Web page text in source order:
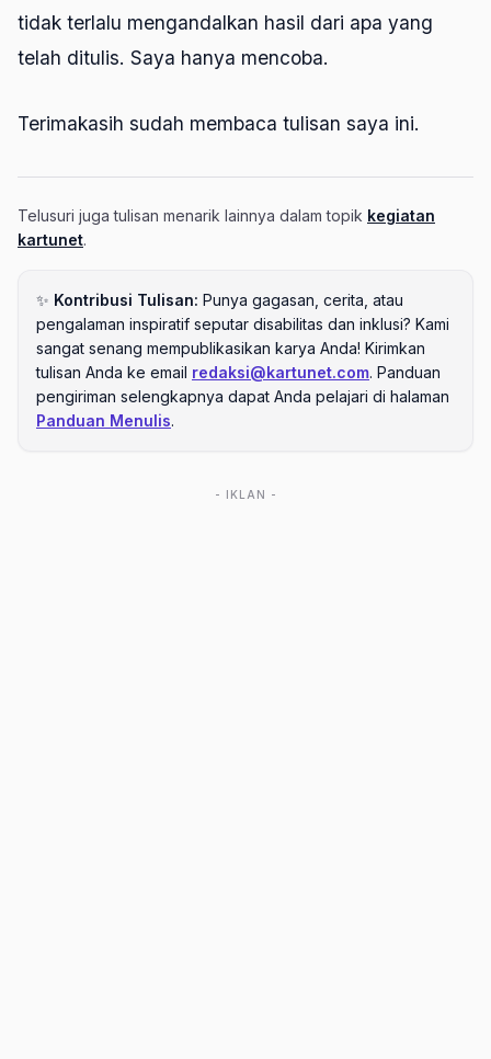
tidak terlalu mengandalkan hasil dari apa yang
telah ditulis. Saya hanya mencoba.
Terimakasih sudah membaca tulisan saya ini.
Telusuri juga tulisan menarik lainnya dalam topik kegiatan
kartunet.
✨ Kontribusi Tulisan: Punya gagasan, cerita, atau
pengalaman inspiratif seputar disabilitas dan inklusi? Kami
sangat senang mempublikasikan karya Anda! Kirimkan
tulisan Anda ke email redaksi@kartunet.com. Panduan
pengiriman selengkapnya dapat Anda pelajari di halaman
Panduan Menulis.
- IKLAN -